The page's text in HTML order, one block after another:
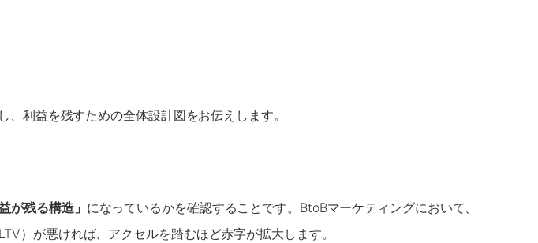
利益を残すための全体設計図をお伝えします。
が残る構造」 になっているかを確認することです。BtoBマーケティングにおいて、
）が悪ければ、アクセルを踏むほど赤字が拡大します。